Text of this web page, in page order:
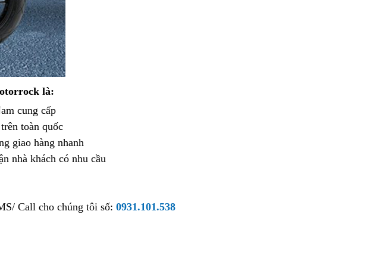
là:
cung cấp
góc
tốt
với
ABS
toàn quốc
giao hàng nhanh
nhất
nhà khách có nhu cầu
Call cho chúng tôi số: 0931.101.538